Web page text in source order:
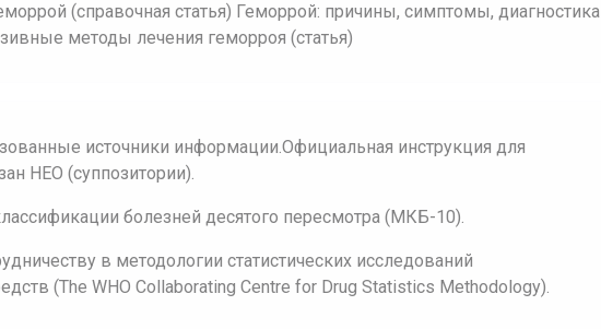
(справочная статья) Геморрой: причины, симптомы, диагностика
методы лечения геморроя (статья)
источники информации.Официальная инструкция для
НЕО (суппозитории).
болезней десятого пересмотра (МКБ-10).
в методологии статистических исследований
(The WHO Collaborating Centre for Drug Statistics Methodology).